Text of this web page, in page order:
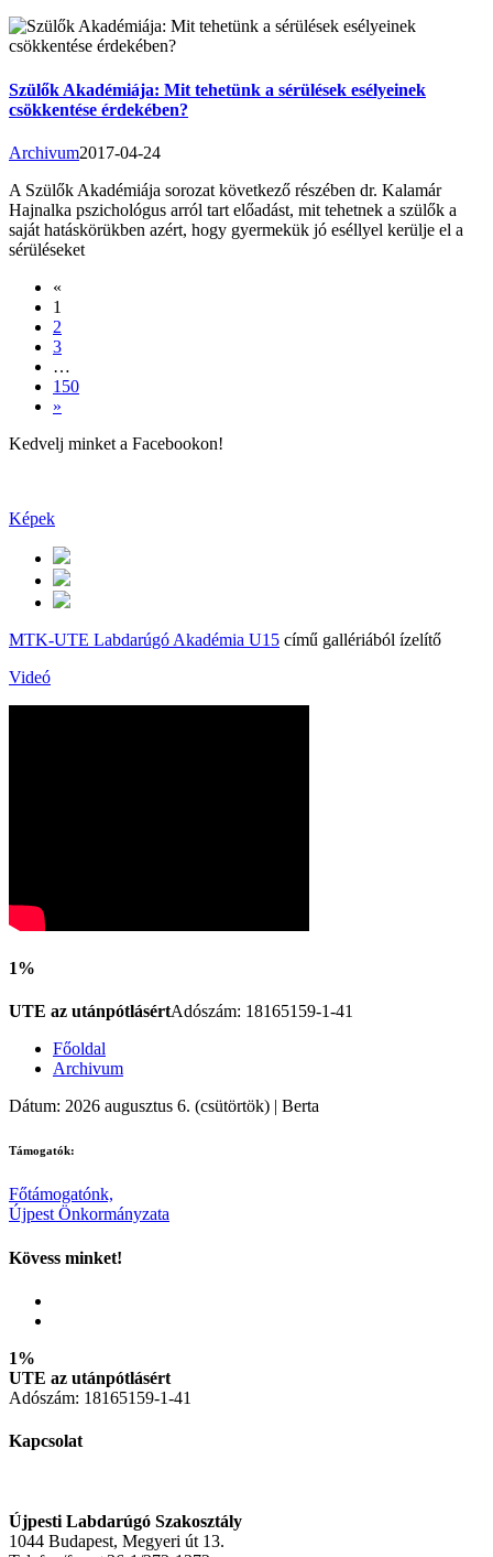
Szülők Akadémiája: Mit tehetünk a sérülések esélyeinek
csökkentése érdekében?
Archivum2017-04-24
A Szülők Akadémiája sorozat következő részében dr. Kalamár
Hajnalka pszichológus arról tart előadást, mit tehetnek a szülők a
saját hatáskörükben azért, hogy gyermekük jó eséllyel kerülje el a
sérüléseket
«
1
2
3
…
150
»
Kedvelj minket a Facebookon!
Képek
MTK-UTE Labdarúgó Akadémia U15 című gallériából ízelítő
Videó
1%
UTE az utánpótlásértAdószám: 18165159-1-41
Főoldal
Archivum
Dátum: 2026 augusztus 6. (csütörtök) | Berta
Támogatók:
Főtámogatónk,
Újpest Önkormányzata
Kövess minket!
1%
UTE az utánpótlásért
Adószám: 18165159-1-41
Kapcsolat
Újpesti Labdarúgó Szakosztály
1044 Budapest, Megyeri út 13.